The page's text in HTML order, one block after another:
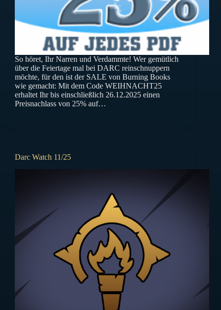
So höret, Ihr Narren und Verdammte! Wer gemütlich
über die Feiertage mal bei DARC reinschnuppern
möchte, für den ist der SALE von Burning Books
wie gemacht: Mit dem Code WEIHNACHT25
erhaltet Ihr bis einschließlich 26.12.2025 einen
Preisnachlass von 25% auf…
Darc Watch 11/25